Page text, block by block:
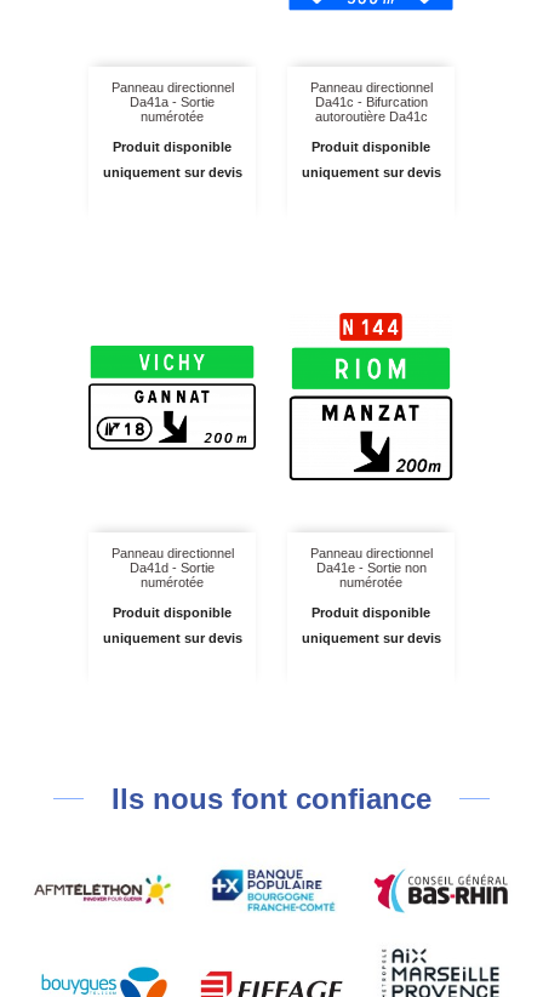
Panneau directionnel
Da41a - Sortie
numérotée
Produit disponible
uniquement sur devis
Panneau directionnel
Da41c - Bifurcation
autoroutière Da41c
Produit disponible
uniquement sur devis
Panneau directionnel
Da41d - Sortie
numérotée
Produit disponible
uniquement sur devis
Panneau directionnel
Da41e - Sortie non
numérotée
Produit disponible
uniquement sur devis
Ils nous font confiance